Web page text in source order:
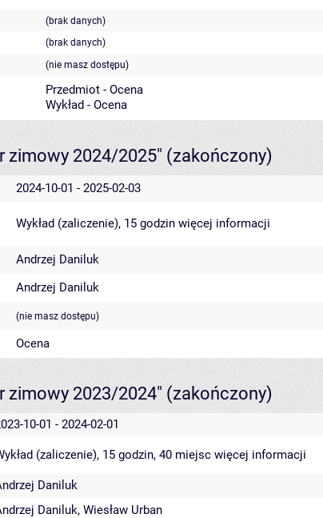
(brak danych)
(brak danych)
(nie masz dostępu)
Przedmiot - Ocena
Wykład - Ocena
zimowy 2024/2025" (zakończony)
2024-10-01 - 2025-02-03
Wykład (zaliczenie), 15 godzin więcej informacji
Andrzej Daniluk
Andrzej Daniluk
(nie masz dostępu)
Ocena
zimowy 2023/2024" (zakończony)
10-01 - 2024-02-01
(zaliczenie), 15 godzin, 40 miejsc więcej informacji
Daniluk
Daniluk, Wiesław Urban